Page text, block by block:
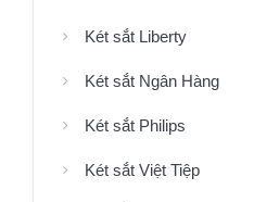
Két sắt Liberty
Két sắt Ngân Hàng
Két sắt Philips
Két sắt Việt Tiệp